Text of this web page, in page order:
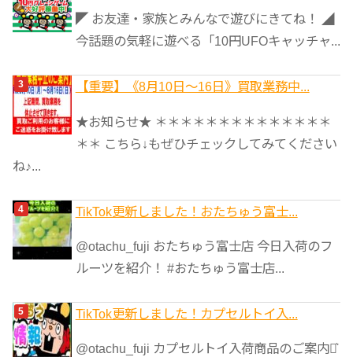
◤ お友達・家族とみんなで遊びにきてね！ ◢
今話題の気軽に遊べる「10円UFOキャッチャ...
【重要】《8月10日～16日》買取業務中...
★お知らせ★ ＊＊＊＊＊＊＊＊＊＊＊＊＊＊
＊＊ こちら↓もぜひチェックしてみてください
ね♪...
TikTok更新しました！おたちゅう富士...
@otachu_fuji おたちゅう富士店 今日入荷のフ
ルーツを紹介！ #おたちゅう富士店...
TikTok更新しました！カプセルトイ入...
@otachu_fuji カプセルトイ入荷商品のご案内⋆͛